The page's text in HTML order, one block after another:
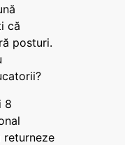
că
posturi.
8
returneze